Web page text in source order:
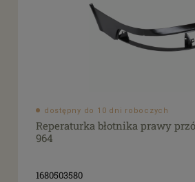
dostępny do 10 dni roboczych
Reperaturka błotnika prawy
964
1680503580